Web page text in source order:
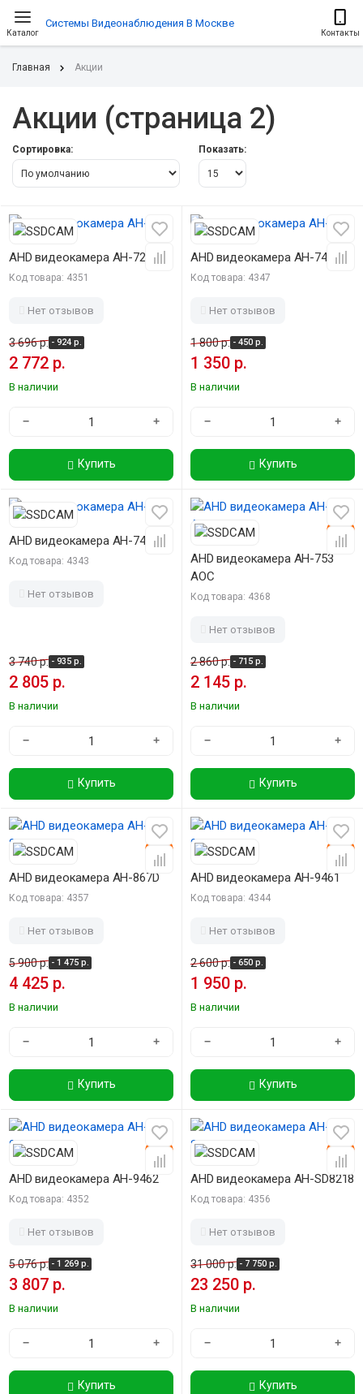
Каталог
Системы Видеонаблюдения В Москве
Контакты
Главная Акции
Акции (страница 2)
Сортировка: Показать:
-25%
AHD видеокамера AH-723
Код товара: 4351
Нет отзывов
3 696 р. - 924 р.
2 772 р.
В наличии
− +
Купить
-25%
AHD видеокамера AH-740
Код товара: 4347
Нет отзывов
1 800 р. - 450 р.
1 350 р.
В наличии
− +
Купить
-25%
AHD видеокамера AH-743
Код товара: 4343
Нет отзывов
3 740 р. - 935 р.
2 805 р.
В наличии
− +
Купить
AHD видеокамера AH-753
AOC
Код товара: 4368
Нет отзывов
2 860 р. - 715 р.
2 145 р.
В наличии
− +
Купить
AHD видеокамера AH-867D
Код товара: 4357
Нет отзывов
5 900 р. - 1 475 р.
4 425 р.
В наличии
− +
Купить
AHD видеокамера AH-9461
Код товара: 4344
Нет отзывов
2 600 р. - 650 р.
1 950 р.
В наличии
− +
Купить
AHD видеокамера AH-9462
Код товара: 4352
Нет отзывов
5 076 р. - 1 269 р.
3 807 р.
В наличии
− +
Купить
AHD видеокамера AH-SD8218
Код товара: 4356
Нет отзывов
31 000 р. - 7 750 р.
23 250 р.
В наличии
− +
Купить